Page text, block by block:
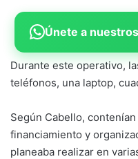
Únete a
Durante este operativo,
teléfonos, una laptop,
Según Cabello,
financiamiento y
planeaba realizar en